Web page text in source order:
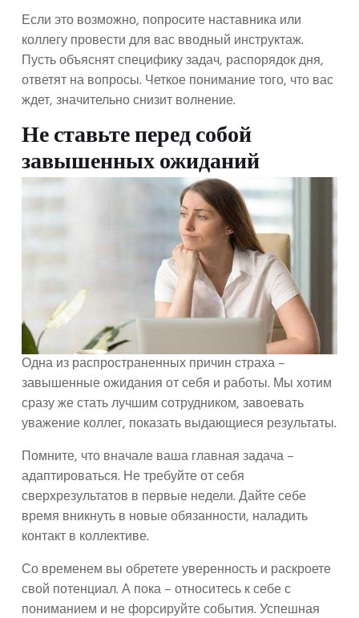
Если это возможно, попросите наставника или
коллегу провести для вас вводный инструктаж.
Пусть объяснят специфику задач, распорядок дня,
ответят на вопросы. Четкое понимание того, что вас
ждет, значительно снизит волнение.
Не ставьте перед собой
завышенных ожиданий
Одна из распространенных причин страха –
завышенные ожидания от себя и работы. Мы хотим
сразу же стать лучшим сотрудником, завоевать
уважение коллег, показать выдающиеся результаты.
Помните, что вначале ваша главная задача –
адаптироваться. Не требуйте от себя
сверхрезультатов в первые недели. Дайте себе
время вникнуть в новые обязанности, наладить
контакт в коллективе.
Со временем вы обретете уверенность и раскроете
свой потенциал. А пока – относитесь к себе с
пониманием и не форсируйте события. Успешная